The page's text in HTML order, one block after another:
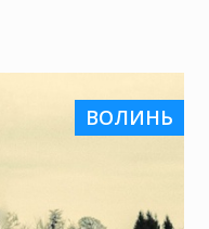
ВОЛИНЬ